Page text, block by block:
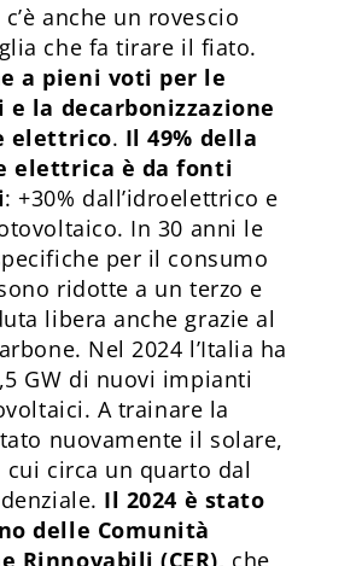
anche un rovescio
che fa tirare il fiato.
a pieni voti per le
la decarbonizzazione
elettrico. Il 49% della
elettrica è da fonti
: +30% dall’idroelettrico e
In 30 anni le
per il consumo
ridotte a un terzo e
libera anche grazie al
Nel 2024 l’Italia ha
GW di nuovi impianti
A trainare la
nuovamente il solare,
cui circa un quarto dal
Il 2024 è stato
delle Comunità
Rinnovabili (CER), che